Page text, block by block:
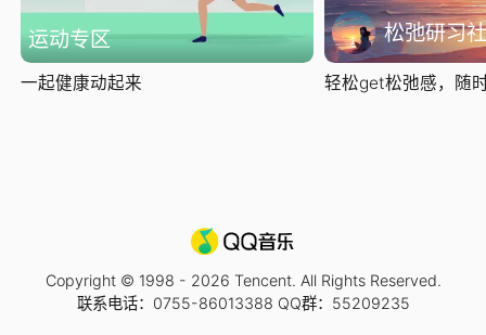
运动专区
一起健康动起来
松弛研习社
轻松get松弛感，随
Copyright © 1998 - 2026 Tencent. All Rights Reserved.
联系电话：0755-86013388 QQ群：55209235